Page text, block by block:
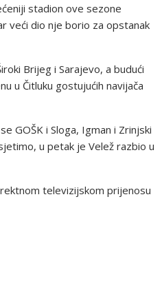
stadion ove sezone
veći dio nje borio za opstanak
Brijeg i Sarajevo, a budući
u Čitluku gostujućih navijača
GOŠK i Sloga, Igman i Zrinjski
u petak je Velež razbio u
televizijskom prijenosu